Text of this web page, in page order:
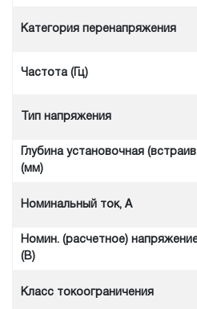
Категория перенапряжения
Частота (Гц)
Тип напряжения
Глубина установочная
(мм)
Номинальный ток, А
Номин. (расчетное)
(В)
Класс токоограничения